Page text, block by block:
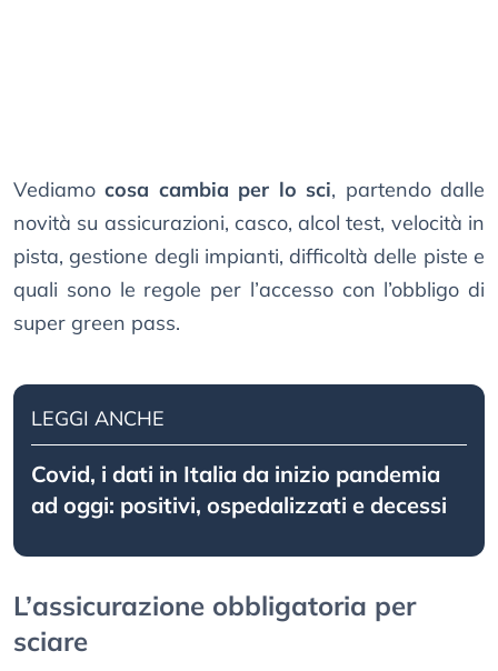
Vediamocosa cambia per lo sci, partendo dalle
novità su assicurazioni, casco, alcol test, velocità in
pista, gestione degli impianti, difficoltà delle piste e
quali sono le regole per l’accesso con l’obbligo di
super green pass.
LEGGI ANCHE
Covid, i dati in Italia da inizio pandemia
ad oggi: positivi, ospedalizzati e decessi
L’assicurazione obbligatoria per
sciare